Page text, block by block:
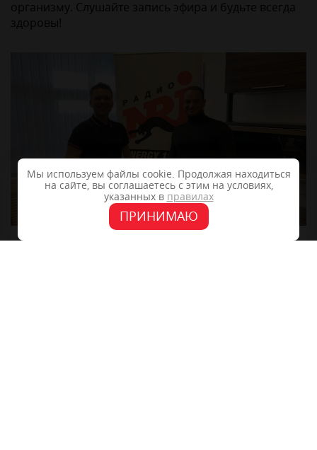
организму. Слушайте запись эфира и будьте всегда
здоровы!
Мы используем файлы cookie. Продолжая находиться
на сайте, вы соглашаетесь с этим на условиях,
указанных в правилах
ПРИНИМАЮ